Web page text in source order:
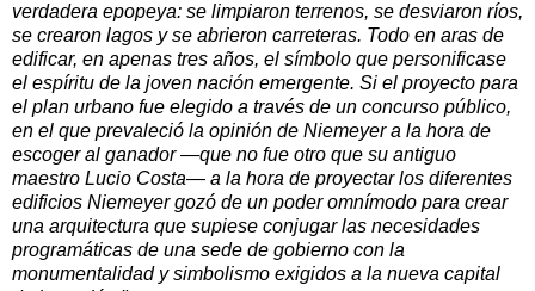
verdadera epopeya: se limpiaron terrenos, se desviaron ríos,
se crearon lagos y se abrieron carreteras. Todo en aras de
edificar, en apenas tres años, el símbolo que personificase
el espíritu de la joven nación emergente. Si el proyecto para
el plan urbano fue elegido a través de un concurso público,
en el que prevaleció la opinión de Niemeyer a la hora de
escoger al ganador —que no fue otro que su antiguo
maestro Lucio Costa— a la hora de proyectar los diferentes
edificios Niemeyer gozó de un poder omnímodo para crear
una arquitectura que supiese conjugar las necesidades
programáticas de una sede de gobierno con la
monumentalidad y simbolismo exigidos a la nueva capital